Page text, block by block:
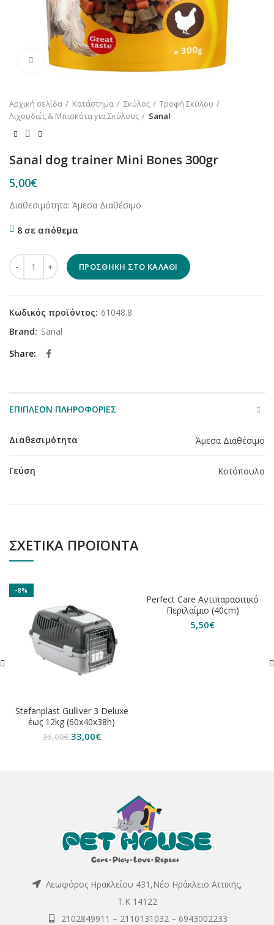
Κλικ για μεγέθυνση
Αρχική σελίδα Κατάστημα Σκύλος
Τροφή Σκύλου
Λιχουδιές & Μπισκότα για Σκύλους
Sanal
Sanal dog trainer Mini Bones 300gr
5,00€
Διαθεσιμότητα: Άμεσα Διαθέσιμο
8 σε απόθεμα
Sanal dog trainer Mini Bones 300gr ποσότητα
ΠΡΟΣΘΉΚΗ ΣΤΟ ΚΑΛΆΘΙ
Κωδικός προϊόντος: 61048.8
Brand: Sanal
Share
ΕΠΙΠΛΈΟΝ ΠΛΗΡΟΦΟΡΊΕΣ
Διαθεσιμότητα Άμεσα Διαθέσιμο
Γεύση Κοτόπουλο
ΣΧΕΤΙΚΆ ΠΡΟΪΌΝΤΑ
-8%
Stefanplast Gulliver 3 Deluxe
έως 12kg (60x40x38h)
36,00€ Original
33,00€Η
Perfect Care Αντιπαρασιτικό
Περιλαίμιο (40cm)
5,50€
Λεωφόρος Ηρακλείου 431,Νέο Ηράκλειο Αττικής,
Τ.Κ 14122
2102849911 – 2110131032– 6943002233